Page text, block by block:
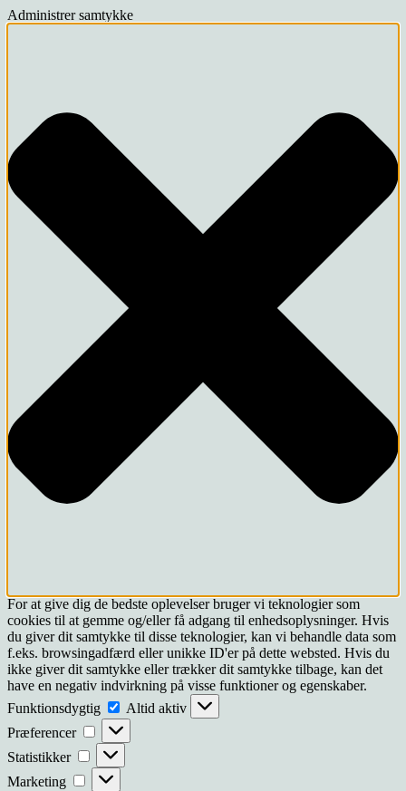
Administrer samtykke
For at give dig de bedste oplevelser bruger vi teknologier som
cookies til at gemme og/eller få adgang til enhedsoplysninger. Hvis
du giver dit samtykke til disse teknologier, kan vi behandle data som
f.eks. browsingadfærd eller unikke ID'er på dette websted. Hvis du
ikke giver dit samtykke eller trækker dit samtykke tilbage, kan det
have en negativ indvirkning på visse funktioner og egenskaber.
Funktionsdygtig
Funktionsdygtig
Altid aktiv
Præferencer
Præferencer
Statistikker Statistikker
Marketing Marketing